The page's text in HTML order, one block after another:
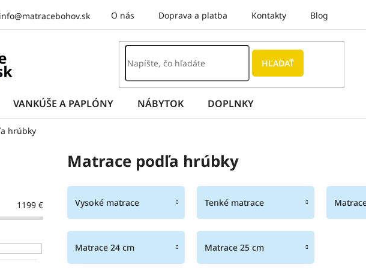
info@matracebohov.sk O nás Doprava a platba Kontakty Blog
HĽADAŤ
VANKÚŠE A PAPLÓNY NÁBYTOK DOPLNKY
hrúbky
1199 €
Matrace podľa hrúbky
Vysoké matrace Tenké matrace
Matrace 24 cm Matrace 25 cm